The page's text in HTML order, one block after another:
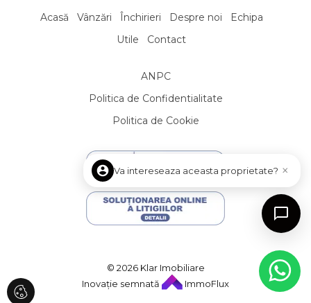
Apartamente de inchiriat in Cluj-Napoca Zorilor
Apartamente de inchiriat in Cluj-Napoca Centru
Apartamente de inchiriat in Floresti
Apartamente de inchiriat in Cluj-Napoca Europa
Case de inchiriat
Case de inchiriat in Cluj-Napoca
Case de inchiriat in Cluj-Napoca Central
Case de inchiriat in Cluj-Napoca Andrei Muresanu
Case de inchiriat in Cluj-Napoca Zorilor
Case de inchiriat in Feleacu
Case de inchiriat in Cluj-Napoca Calea Turzii
Case de inchiriat in Cluj-Napoca Buna-Ziua
Acasă Vânzări Închirieri Despre noi
Echipa
Utile
Contact
ANPC
Politica de Confidentialitate
Politica de Cookie
© 2026 Klar Imobiliare
Inovație semnată
ImmoFlux
Va intereseaza aceasta proprietate? ×